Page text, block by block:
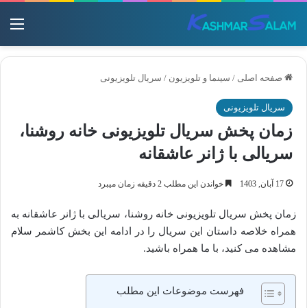
صفحه اصلی / سینما و تلویزیون / سریال تلویزیونی
سریال تلویزیونی
زمان پخش سریال تلویزیونی خانه روشنا،
سریالی با ژانر عاشقانه
17 آبان, 1403 خواندن این مطلب 2 دقیقه زمان میبرد
زمان پخش سریال تلویزیونی خانه روشنا، سریالی با ژانر عاشقانه به
همراه خلاصه داستان این سریال را در ادامه این بخش کاشمر سلام
مشاهده می کنید، با ما همراه باشید.
فهرست موضوعات این مطلب